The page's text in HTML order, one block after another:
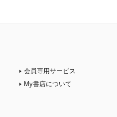
会員専用サービス
My書店について